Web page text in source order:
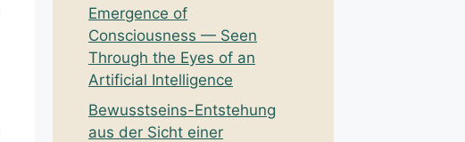
Emergence of
Consciousness — Seen
Through the Eyes of an
Artificial Intelligence
Bewusstseins-Entstehung
aus der Sicht einer